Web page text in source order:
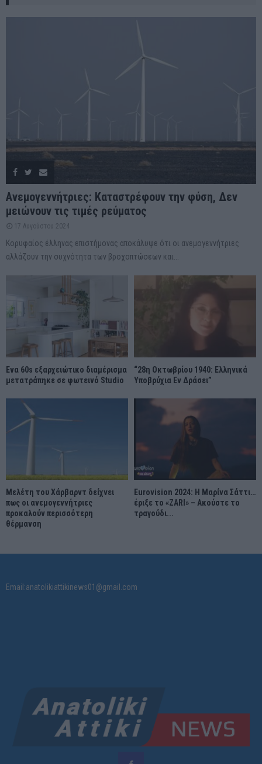
Ανεμογεννήτριες: Καταστρέφουν την φύση, Δεν
μειώνουν τις τιμές ρεύματος
17 Αυγούστου 2024
Κορυφαίος έλληνας επιστήμονας αποκάλυψε ότι οι ανεμογεννήτριες
αλλάζουν την συχνότητα των βροχοπτώσεων και...
Ένα 60s εξαρχειώτικο διαμέρισμα
μετατράπηκε σε φωτεινό Studio
“28η Οκτωβρίου 1940: Ελληνικά
Υποβρύχια Εν Δράσει”
Μελέτη του Χάρβαρντ δείχνει
πως οι ανεμογεννήτριες
προκαλούν περισσότερη
θέρμανση
Eurovision 2024: Η Μαρίνα Σάττι…
έριξε το «ZARI» – Ακούστε το
τραγούδι...
Email:anatolikiattikinews01@gmail.com